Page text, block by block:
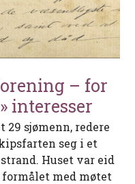
– for
interesser
29 sjømenn, redere
seg i et
Huset var eid
formålet med møtet